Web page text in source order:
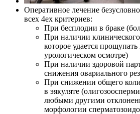
Оперативное лечение
всех 4ех критериев:
При бесплодии в браке
При наличии
которое удается
урологическом осмотре)
При наличии здоровой
снижения овариального
При снижении общего
в эякуляте
любыми другими
морфологии